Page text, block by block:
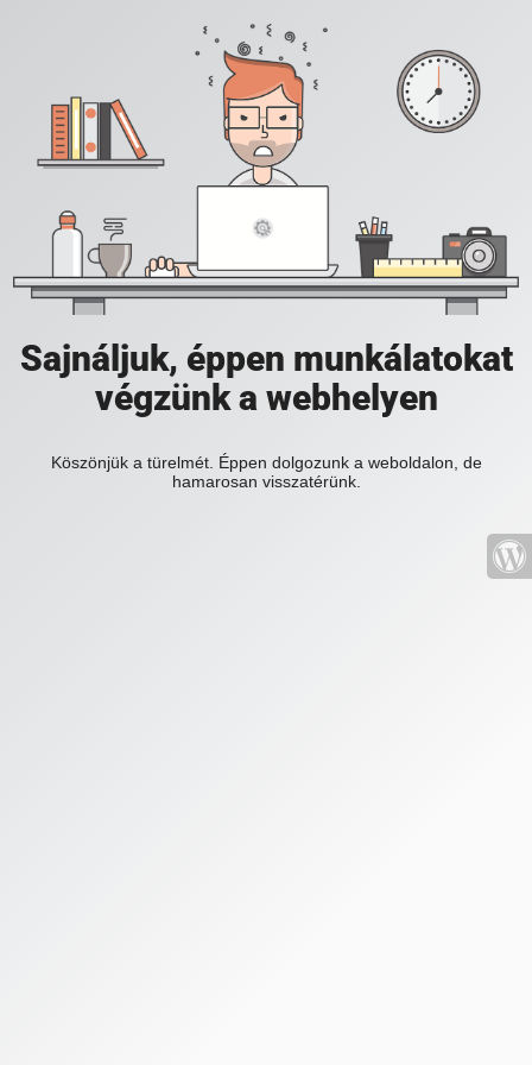
Sajnáljuk, éppen munkálatokat
végzünk a webhelyen
Köszönjük a türelmét. Éppen dolgozunk a weboldalon, de
hamarosan visszatérünk.